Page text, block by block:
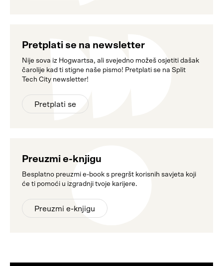
Pretplati se na newsletter
Nije sova iz Hogwartsa, ali svejedno možeš osjetiti dašak
čarolije kad ti stigne naše pismo! Pretplati se na Split
Tech City newsletter!
Pretplati se
Preuzmi e-knjigu
Besplatno preuzmi e-book s pregršt korisnih savjeta koji
će ti pomoći u izgradnji tvoje karijere.
Preuzmi e-knjigu